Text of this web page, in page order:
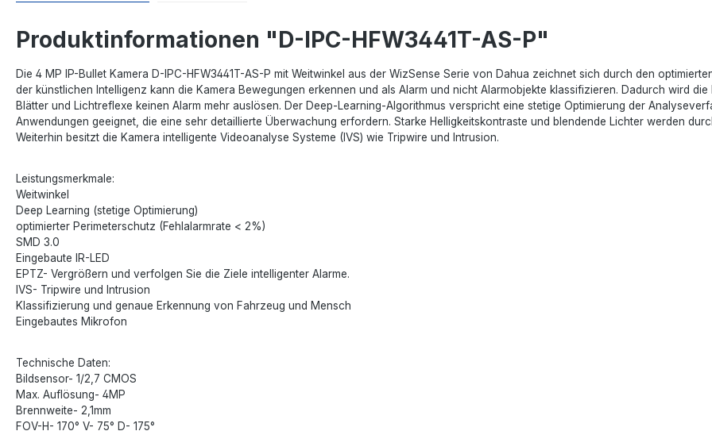
Produktinformationen "D-IPC-HFW3441T-AS-P"
Die 4 MP IP-Bullet Kamera D-IPC-HFW3441T-AS-P mit Weitwinkel aus der WizSense Serie von Dahua zeichnet sich durch den
der künstlichen Intelligenz kann die Kamera Bewegungen erkennen und als Alarm und nicht Alarmobjekte klassifizieren. Dadurch wird
Blätter und Lichtreflexe keinen Alarm mehr auslösen. Der Deep-Learning-Algorithmus verspricht eine stetige Optimierung der
Anwendungen geeignet, die eine sehr detaillierte Überwachung erfordern. Starke Helligkeitskontraste und blendende Lichter werden
Weiterhin besitzt die Kamera intelligente Videoanalyse Systeme (IVS) wie Tripwire und Intrusion.
Leistungsmerkmale:
Weitwinkel
Deep Learning (stetige Optimierung)
optimierter Perimeterschutz (Fehlalarmrate < 2%)
SMD 3.0
Eingebaute IR-LED
EPTZ- Vergrößern und verfolgen Sie die Ziele intelligenter Alarme.
IVS- Tripwire und Intrusion
Klassifizierung und genaue Erkennung von Fahrzeug und Mensch
Eingebautes Mikrofon
Technische Daten:
Bildsensor- 1/2,7 CMOS
Max. Auflösung- 4MP
Brennweite- 2,1mm
FOV-H- 170° V- 75° D- 175°